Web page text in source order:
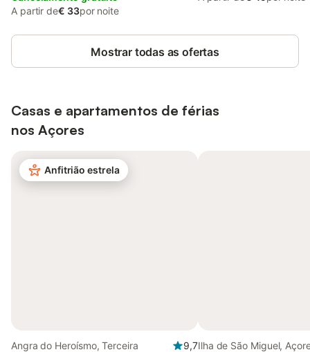
A partir de€ 33por noite
Mostrar todas as ofertas
Casas e apartamentos de férias
nos Açores
Anfitrião estrela
Angra do Heroísmo, Terceira
9,7Ilha de São Miguel,